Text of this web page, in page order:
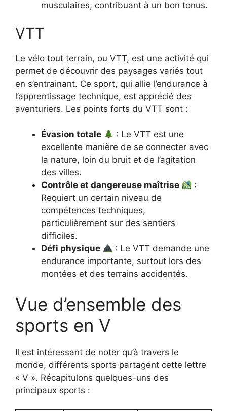
musculaires, contribuant à un bon tonus.
VTT
Le vélo tout terrain, ou VTT, est une activité qui
permet de découvrir des paysages variés tout
en s’entrainant. Ce sport, qui allie l’endurance à
l’apprentissage technique, est apprécié des
aventuriers. Les points forts du VTT sont :
Évasion totale
: Le VTT est une
excellente manière de se connecter avec
la nature, loin du bruit et de l’agitation
des villes.
Contrôle et dangereuse maîtrise
:
Requiert un certain niveau de
compétences techniques,
particulièrement sur des sentiers
difficiles.
Défi physique
: Le VTT demande une
endurance importante, surtout lors des
montées et des terrains accidentés.
Vue d’ensemble des
sports en V
Il est intéressant de noter qu’à travers le
monde, différents sports partagent cette lettre
« V ». Récapitulons quelques-uns des
principaux sports :